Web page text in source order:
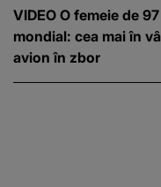
VIDEO O femeie de
mondial: cea mai în
avion în zbor